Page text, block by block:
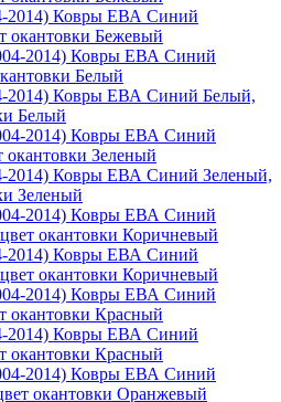
2014) Ковры ЕВА Синий
окантовки Бежевый
2014) Ковры ЕВА Синий Белый,
Белый
2014) Ковры ЕВА Синий Зеленый,
Зеленый
2014) Ковры ЕВА Синий
окантовки Коричневый
2014) Ковры ЕВА Синий
окантовки Красный